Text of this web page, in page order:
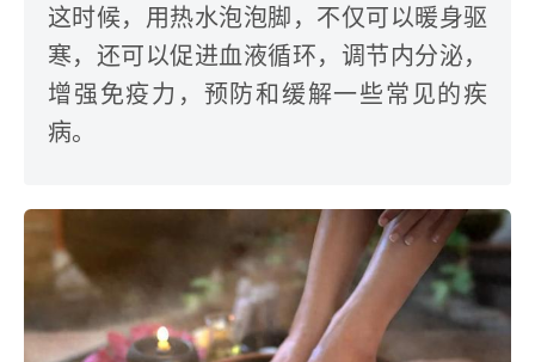
这时候，用热水泡泡脚，不仅可以暖身驱
寒，还可以促进血液循环，调节内分泌，
增强免疫力，预防和缓解一些常见的疾
病。